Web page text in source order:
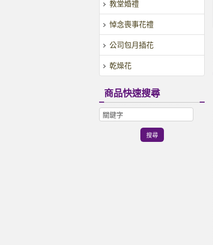
教堂婚禮
悼念喪事花禮
公司包月插花
乾燥花
商品快速搜尋